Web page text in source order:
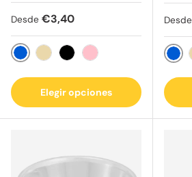
Precio normal
Desde €3,40
Azul BeigeNegroRosa
Elegir opciones
Desde
Azul